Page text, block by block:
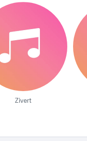
Zivert